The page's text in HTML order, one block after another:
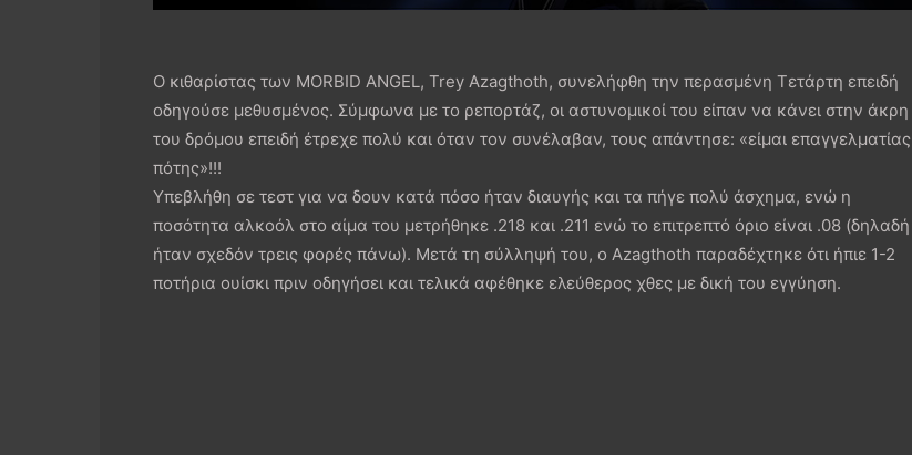
Ο κιθαρίστας των MORBID ANGEL, Trey Azagthoth, συνελήφθη την περασμένη Τετάρτη επειδή
οδηγούσε μεθυσμένος. Σύμφωνα με το ρεπορτάζ, οι αστυνομικοί του είπαν να κάνει στην άκρη
του δρόμου επειδή έτρεχε πολύ και όταν τον συνέλαβαν, τους απάντησε: «είμαι επαγγελματίας
πότης»!!!
Υπεβλήθη σε τεστ για να δουν κατά πόσο ήταν διαυγής και τα πήγε πολύ άσχημα, ενώ η
ποσότητα αλκοόλ στο αίμα του μετρήθηκε .218 και .211 ενώ το επιτρεπτό όριο είναι .08 (δηλαδή
ήταν σχεδόν τρεις φορές πάνω). Μετά τη σύλληψή του, ο Azagthoth παραδέχτηκε ότι ήπιε 1-2
ποτήρια ουίσκι πριν οδηγήσει και τελικά αφέθηκε ελεύθερος χθες με δική του εγγύηση.